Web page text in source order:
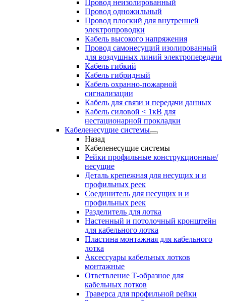
Провод неизолированный
Провод одножильный
Провод плоский для внутренней
электропроводки
Кабель высокого напряжения
Провод самонесущий изолированный
для воздушных линий электропередачи
Кабель гибкий
Кабель гибридный
Кабель охранно-пожарной
сигнализации
Кабель для связи и передачи данных
Кабель силовой < 1кВ для
нестационарной прокладки
Кабеленесущие системы
Назад
Кабеленесущие системы
Рейки профильные конструкционные/
несущие
Деталь крепежная для несущих и и
профильных реек
Соединитель для несущих и и
профильных реек
Разделитель для лотка
Настенный и потолочный кронштейн
для кабельного лотка
Пластина монтажная для кабельного
лотка
Аксессуары кабельных лотков
монтажные
Ответвление Т-образное для
кабельных лотков
Траверса для профильной рейки